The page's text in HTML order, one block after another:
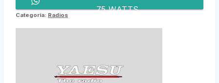
75 WATTS
Categoría: Radios